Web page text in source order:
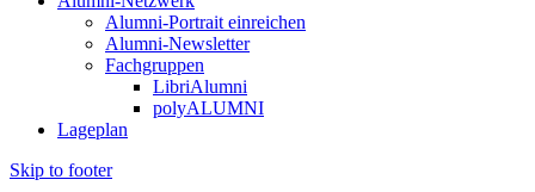
Alumni-Portrait einreichen
Alumni-Newsletter
Fachgruppen
LibriAlumni
polyALUMNI
Lageplan
Skip to footer